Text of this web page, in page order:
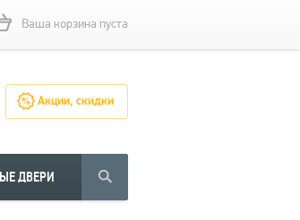
Ваша корзина пуста
Акции, скидки
ДВЕРИ